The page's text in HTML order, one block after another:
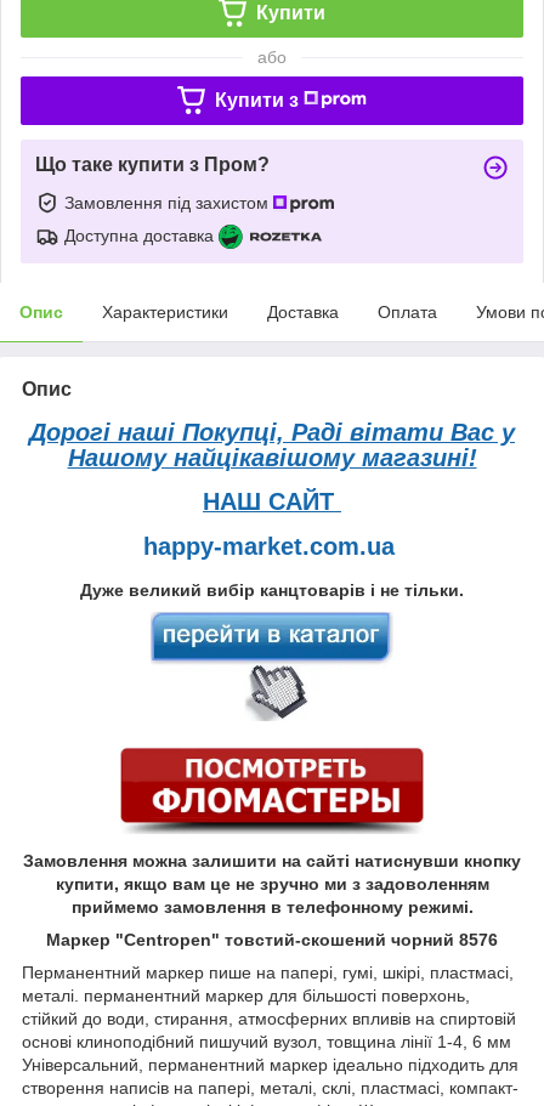
Купити
або
Купити з
Що таке купити з Пром?
Замовлення під захистом
Доступна доставка
Опис Характеристики Доставка Оплата Умови
Опис
Дорогі наші Покупці, Раді вітати Вас у
Нашому найцікавішому магазині!
НАШ САЙТ
happy-market.com.ua
Дуже великий вибір канцтоварів і не тільки.
Замовлення можна залишити на сайті натиснувши кнопку
купити, якщо вам це не зручно ми з задоволенням
приймемо замовлення в телефонному режимі.
Маркер "Centropen" товстий-скошений чорний 8576
Перманентний маркер пише на папері, гумі, шкірі, пластмасі,
металі. перманентний маркер для більшості поверхонь,
стійкий до води, стирання, атмосферних впливів на спиртовій
основі клиноподібний пишучий вузол, товщина лінії 1-4, 6 мм
Універсальний, перманентний маркер ідеально підходить для
створення написів на папері, металі, склі, пластмасі, компакт-